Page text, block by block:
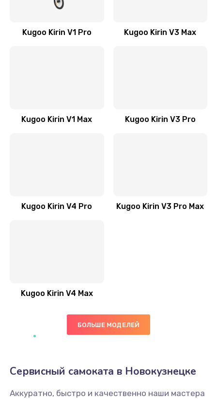
Kugoo Kirin V1 Pro Kugoo Kirin V3 Max
Kugoo Kirin V1 Max Kugoo Kirin V3 Pro
Kugoo Kirin V4 Pro Kugoo Kirin V3 Pro Max
Kugoo Kirin V4 Max
БОЛЬШЕ МОДЕЛЕЙ
Сервисный самоката в Новокузнецке
Аккуратно, быстро и качественно наши мастера